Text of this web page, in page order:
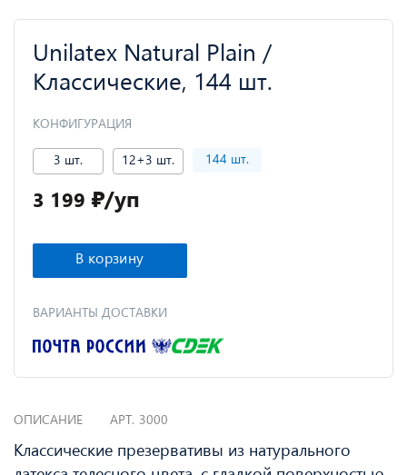
ОПИСАНИЕ АРТ. 3000
Классические презервативы из натурального
Unilatex Natural Plain /
Классические, 144 шт.
КОНФИГУРАЦИЯ
3 шт. 12+3 шт. 144 шт.
3 199 ₽/уп
В корзину
ВАРИАНТЫ ДОСТАВКИ